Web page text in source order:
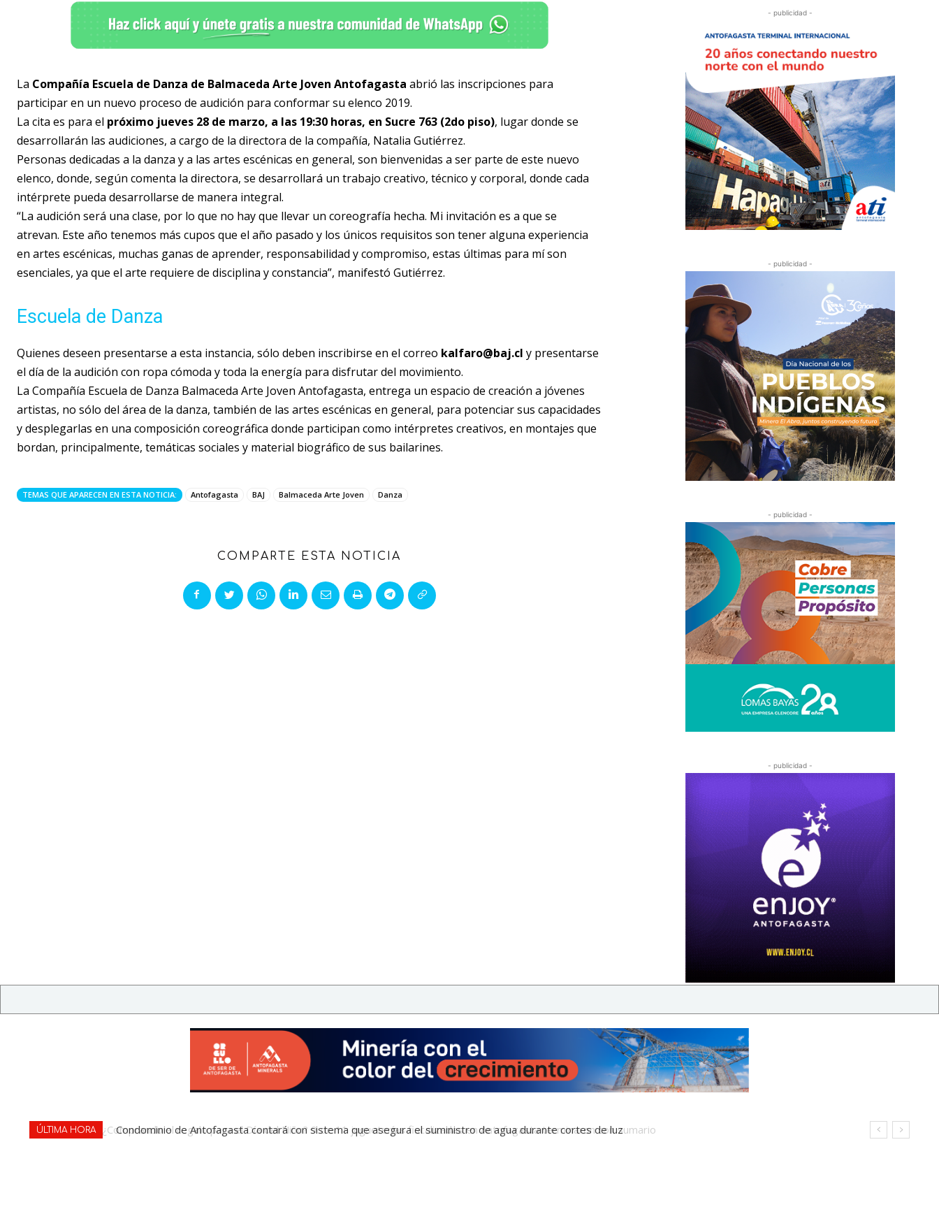
La Compañía Escuela de Danza de Balmaceda Arte Joven Antofagasta abrió las inscripciones para
participar en un nuevo proceso de audición para conformar su elenco 2019.
La cita es para el próximo jueves 28 de marzo, a las 19:30 horas, en Sucre 763 (2do piso), lugar donde se
desarrollarán las audiciones, a cargo de la directora de la compañía, Natalia Gutiérrez.
Personas dedicadas a la danza y a las artes escénicas en general, son bienvenidas a ser parte de este nuevo
elenco, donde, según comenta la directora, se desarrollará un trabajo creativo, técnico y corporal, donde cada
intérprete pueda desarrollarse de manera integral.
“La audición será una clase, por lo que no hay que llevar un coreografía hecha. Mi invitación es a que se
atrevan. Este año tenemos más cupos que el año pasado y los únicos requisitos son tener alguna experiencia
en artes escénicas, muchas ganas de aprender, responsabilidad y compromiso, estas últimas para mí son
esenciales, ya que el arte requiere de disciplina y constancia”, manifestó Gutiérrez.
Escuela de Danza
Quienes deseen presentarse a esta instancia, sólo deben inscribirse en el correo kalfaro@baj.cl y presentarse
el día de la audición con ropa cómoda y toda la energía para disfrutar del movimiento.
La Compañía Escuela de Danza Balmaceda Arte Joven Antofagasta, entrega un espacio de creación a jóvenes
artistas, no sólo del área de la danza, también de las artes escénicas en general, para potenciar sus capacidades
y desplegarlas en una composición coreográfica donde participan como intérpretes creativos, en montajes que
bordan, principalmente, temáticas sociales y material biográfico de sus bailarines.
TEMAS QUE APARECEN EN ESTA NOTICIA: Antofagasta BAJ Balmaceda Arte Joven Danza
COMPARTE ESTA NOTICIA
- publicidad -
- publicidad -
- publicidad -
- publicidad -